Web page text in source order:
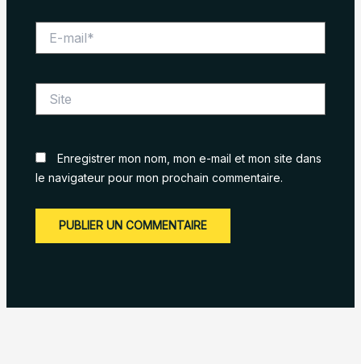
mail*
Enregistrer mon nom, mon e-mail et mon site dans
le navigateur pour mon prochain commentaire.